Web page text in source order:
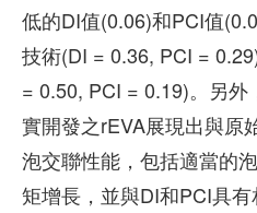
低的DI值(0.06)和PCI值
技術(DI = 0.36, PCI =
= 0.50, PCI = 0.19)。另
實開發之rEVA展現出與原
泡交聯性能，包括適當的
矩增長，並與DI和PCI具